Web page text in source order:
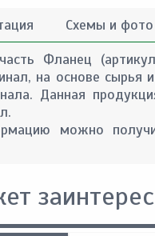
Схемы и фото
Фланец
на основе
Данная
можно